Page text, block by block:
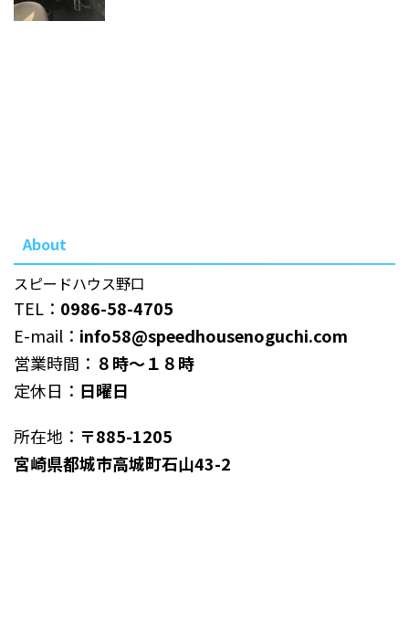
About
スピードハウス野口
TEL： 0986-58-4705
E-mail： info58@speedhousenoguchi.com
営業時間： ８時～１８時
定休日： 日曜日
所在地： 〒885-1205
宮崎県都城市高城町石山43-2